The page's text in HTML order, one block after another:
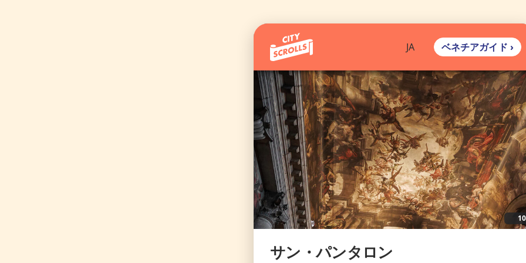
JA ベネチアガイド ›
10
サン・パンタロン